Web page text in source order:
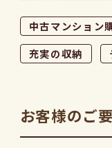
中古マンション
充実の収納
お客様のご